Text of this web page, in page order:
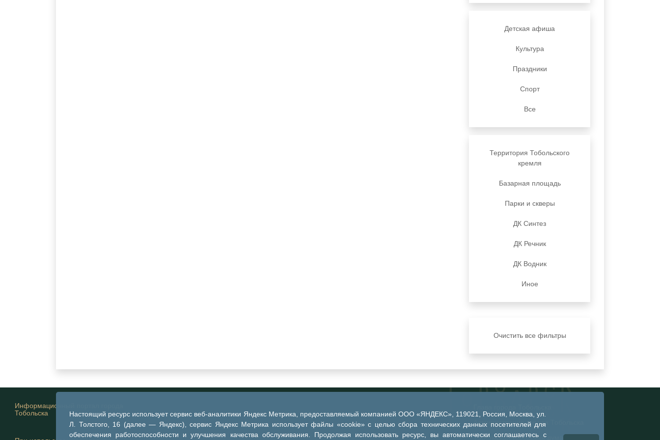
Настоящий ресурс использует сервис веб-аналитики Яндекс Метрика, предоставляемый компанией ООО «ЯНДЕКС», 119021, Россия, Москва, ул.
Л. Толстого, 16 (далее — Яндекс), сервис Яндекс Метрика использует файлы «cookie» с целью сбора технических данных посетителей для
обеспечения работоспособности и улучшения качества обслуживания. Продолжая использовать ресурс, вы автоматически соглашаетесь с
Детская афиша
Культура
Праздники
Спорт
Все
Территория Тобольского
кремля
Базарная площадь
Парки и скверы
ДК Синтез
ДК Речник
ДК Водник
Иное
Очистить все фильтры
Информационный портал города
Тобольска
Администрация города Тобольска
Тобольская городская дума